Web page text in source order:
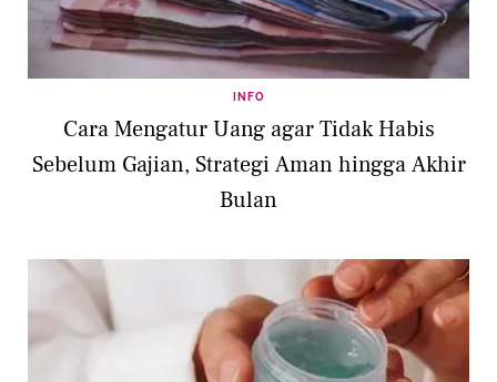
INFO
Cara Mengatur Uang agar Tidak Habis
Sebelum Gajian, Strategi Aman hingga Akhir
Bulan